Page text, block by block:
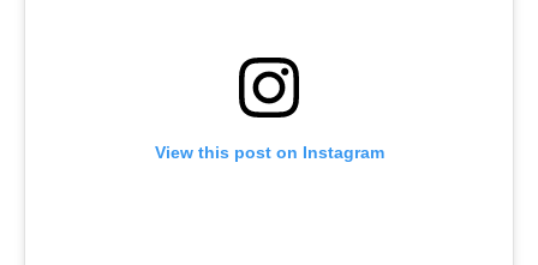
View this post on Instagram